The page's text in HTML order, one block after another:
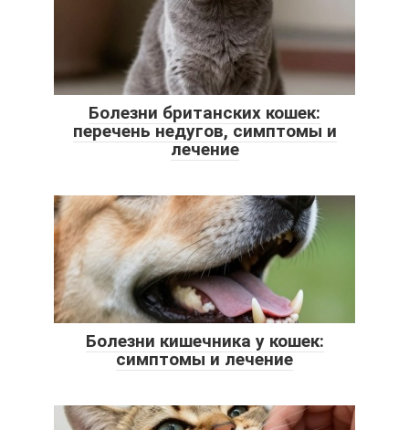
Болезни британских кошек:
перечень недугов, симптомы и
лечение
Болезни кишечника у кошек:
симптомы и лечение